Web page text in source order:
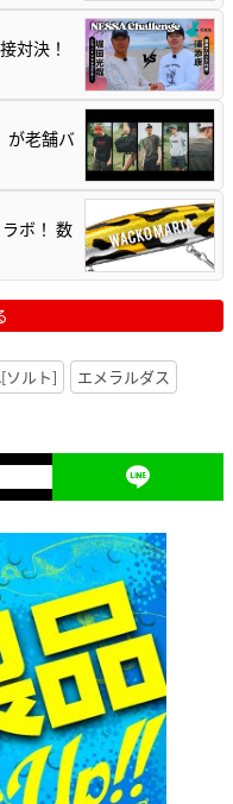
対決！
が老舗バ
ボ！ 数
ソルト]
エメラルダス